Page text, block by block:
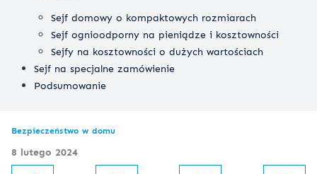
Sejf domowy o kompaktowych rozmiarach
Sejf ognioodporny na pieniądze i kosztowności
Sejfy na kosztowności o dużych wartościach
Sejf na specjalne zamówienie
Podsumowanie
Bezpieczeństwo w domu
8 lutego 2024